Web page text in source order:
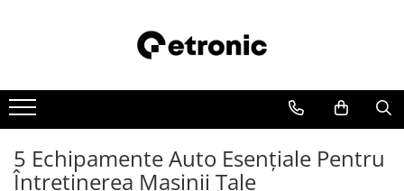
5 Echipamente Auto Esențiale Pentru
Întreținerea Mașinii Tale